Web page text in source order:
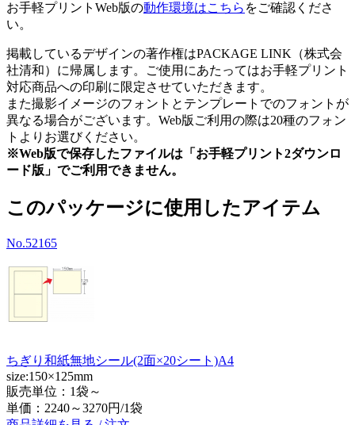
お手軽プリントWeb版の動作環境はこちら をご確認くださ
い。
掲載しているデザインの著作権はPACKAGE LINK（株式会
社清和）に帰属します。ご使用にあたってはお手軽プリント
対応商品への印刷に限定させていただきます。
また撮影イメージのフォントとテンプレートでのフォントが
異なる場合がございます。Web版ご利用の際は20種のフォン
トよりお選びください。
※Web版で保存したファイルは「お手軽プリント2ダウンロ
ード版」でご利用できません。
このパッケージに使用したアイテム
No.52165
ちぎり和紙無地シール(2面×20シート)A4
size:150×125mm
販売単位：1袋～
単価： 2240～3270円/1袋